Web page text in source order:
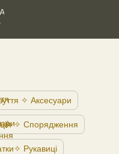
✧ Аксесуари
✧ Спорядження
Рукавиці